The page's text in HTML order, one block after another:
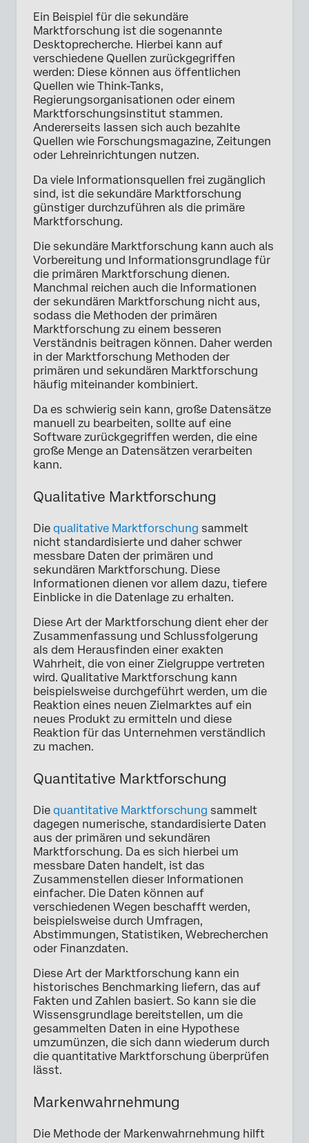
Ein Beispiel für die sekundäre
Marktforschung ist die sogenannte
Desktoprecherche. Hierbei kann auf
verschiedene Quellen zurückgegriffen
werden: Diese können aus öffentlichen
Quellen wie Think-Tanks,
Regierungsorganisationen oder einem
Marktforschungsinstitut stammen.
Andererseits lassen sich auch bezahlte
Quellen wie Forschungsmagazine, Zeitungen
oder Lehreinrichtungen nutzen.
Da viele Informationsquellen frei zugänglich
sind, ist die sekundäre Marktforschung
günstiger durchzuführen als die primäre
Marktforschung.
Die sekundäre Marktforschung kann auch als
Vorbereitung und Informationsgrundlage für
die primären Marktforschung dienen.
Manchmal reichen auch die Informationen
der sekundären Marktforschung nicht aus,
sodass die Methoden der primären
Marktforschung zu einem besseren
Verständnis beitragen können. Daher werden
in der Marktforschung Methoden der
primären und sekundären Marktforschung
häufig miteinander kombiniert.
Da es schwierig sein kann, große Datensätze
manuell zu bearbeiten, sollte auf eine
Software zurückgegriffen werden, die eine
große Menge an Datensätzen verarbeiten
kann.
Qualitative Marktforschung
Die qualitative Marktforschung sammelt
nicht standardisierte und daher schwer
messbare Daten der primären und
sekundären Marktforschung. Diese
Informationen dienen vor allem dazu, tiefere
Einblicke in die Datenlage zu erhalten.
Diese Art der Marktforschung dient eher der
Zusammenfassung und Schlussfolgerung
als dem Herausfinden einer exakten
Wahrheit, die von einer Zielgruppe vertreten
wird. Qualitative Marktforschung kann
beispielsweise durchgeführt werden, um die
Reaktion eines neuen Zielmarktes auf ein
neues Produkt zu ermitteln und diese
Reaktion für das Unternehmen verständlich
zu machen.
Quantitative Marktforschung
Die quantitative Marktforschung sammelt
dagegen numerische, standardisierte Daten
aus der primären und sekundären
Marktforschung. Da es sich hierbei um
messbare Daten handelt, ist das
Zusammenstellen dieser Informationen
einfacher. Die Daten können auf
verschiedenen Wegen beschafft werden,
beispielsweise durch Umfragen,
Abstimmungen, Statistiken, Webrecherchen
oder Finanzdaten.
Diese Art der Marktforschung kann ein
historisches Benchmarking liefern, das auf
Fakten und Zahlen basiert. So kann sie die
Wissensgrundlage bereitstellen, um die
gesammelten Daten in eine Hypothese
umzumünzen, die sich dann wiederum durch
die quantitative Marktforschung überprüfen
lässt.
Markenwahrnehmung
Die Methode der Markenwahrnehmung hilft